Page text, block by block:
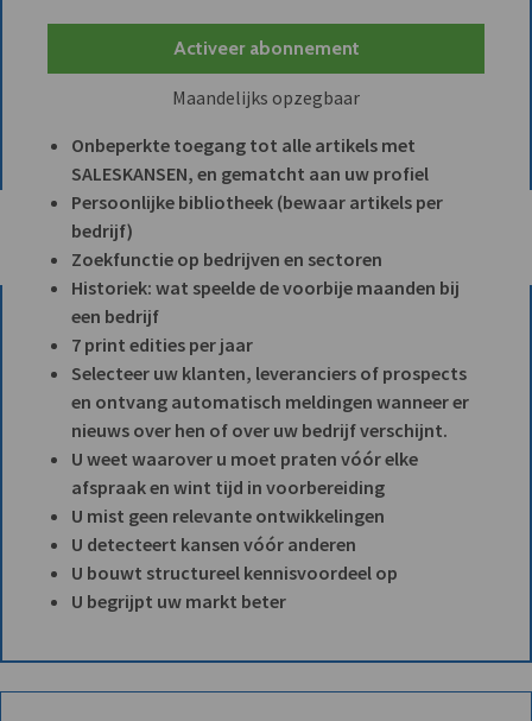
Activeer abonnement
Maandelijks opzegbaar
Onbeperkte toegang tot alle artikels met
SALESKANSEN, en gematcht aan uw profiel
Persoonlijke bibliotheek (bewaar artikels per
bedrijf)
Zoekfunctie op bedrijven en sectoren
Historiek: wat speelde de voorbije maanden bij
een bedrijf
7 print edities per jaar
Selecteer uw klanten, leveranciers of prospects
en ontvang automatisch meldingen wanneer er
nieuws over hen of over uw bedrijf verschijnt.
U weet waarover u moet praten vóór elke
afspraak en wint tijd in voorbereiding
U mist geen relevante ontwikkelingen
U detecteert kansen vóór anderen
U bouwt structureel kennisvoordeel op
U begrijpt uw markt beter